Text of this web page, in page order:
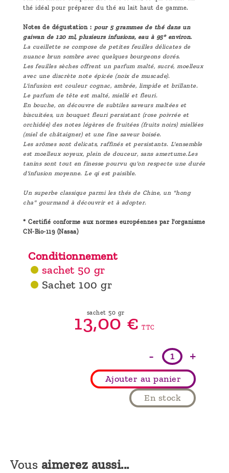
thé idéal pour préparer du thé au lait haut de gamme.
Notes de dégustation : pour 5 grammes de thé dans un
gaiwan de 120 ml, plusieurs infusions, eau à 95° environ.
La cueillette se compose de petites feuilles délicates de
nuance brun sombre avec quelques bourgeons dorés.
Les feuilles sèches offrent un parfum malté, sucré, moelleux
avec une discrète note épicée (noix de muscade).
L'infusion est couleur cognac, ambrée, limpide et brillante.
Le parfum de tête est malté, miellé et fleuri.
En bouche, on découvre de subtiles saveurs maltées et
biscuitées, un bouquet fleuri persistant (rose poivrée et
orchidée) des notes légères de fruitées (fruits noirs) miellées
(miel de châtaigner) et une fine saveur boisée.
Les arômes sont delicats, raffinés et persistants. L'ensemble
est moelleux soyeux, plein de douceur, sans amertume.Les
tanins sont tout en finesse pourvu qu'on respecte une durée
d'infusion moyenne. Le qi est paisible.
Un superbe classique parmi les thés de Chine, un "hong
cha" gourmand à découvrir et à adopter.
* Certifié conforme aux normes européennes par l'organisme
CN-Bio-119 (Nasaa)
Conditionnement
sachet 50 gr
Sachet 100 gr
sachet 50 gr
13,00€ TTC
- +
Ajouter au panier
En stock
Vous aimerez aussi...